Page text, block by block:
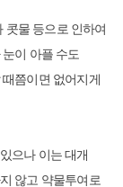
콧물 등으로 인하여
이 아플 수도
쯤이면 없어지게
으나 이는 대개
않고 약물투여로